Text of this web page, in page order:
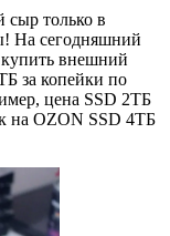
сыр только в
На сегодняшний
внешний
за копейки по
цена SSD 2ТБ
на OZON SSD 4ТБ